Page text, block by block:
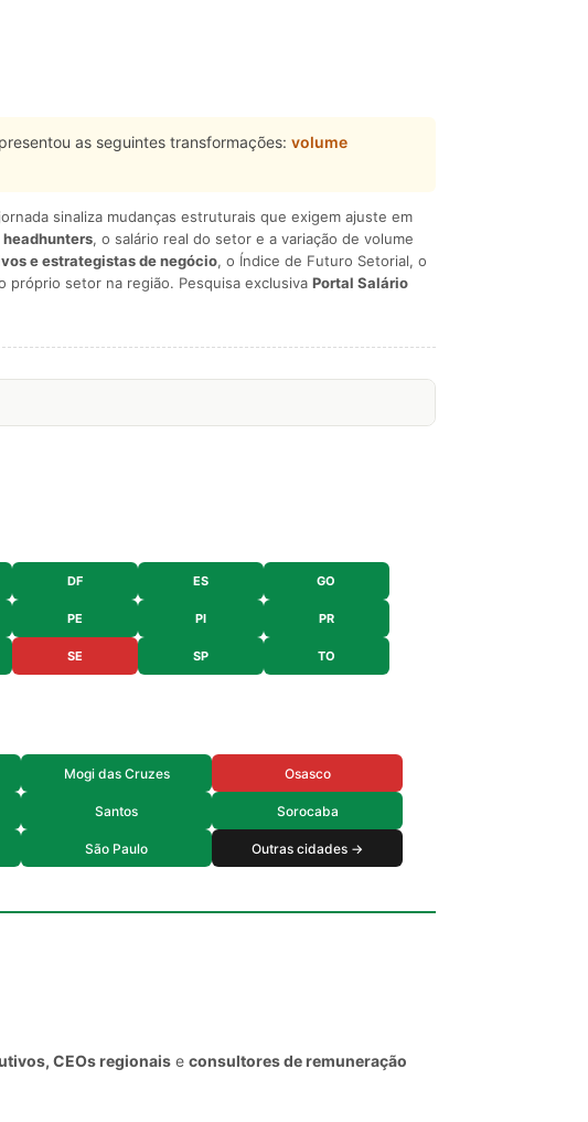
as seguintes transformações: volume
sinaliza mudanças estruturais que exigem ajuste em
, o salário real do setor e a variação de volume
e estrategistas de negócio, o Índice de Futuro Setorial, o
setor na região. Pesquisa exclusiva Portal Salário
DF ES GO
PE PI PR
SE SP TO
Mogi das Cruzes Osasco
Santos Sorocaba
São Paulo Outras cidades →
CEOs regionais e consultores de remuneração